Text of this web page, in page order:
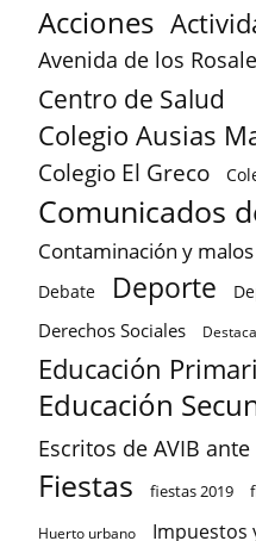
Acciones
Avenida de los
Centro de Salud
Colegio Ausias
Colegio El Greco
Comunicados
Contaminación y
Debate Deporte
Derechos Sociales
Educación
Educación
Escritos de AVIB
Fiestas fiestas 2019
Huerto urbano Impuestos